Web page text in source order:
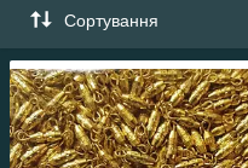
Сортування